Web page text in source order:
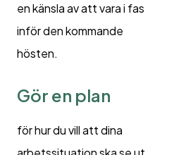
en känsla av att vara i fas
inför den kommande
hösten.
Gör en plan
för hur du vill att dina